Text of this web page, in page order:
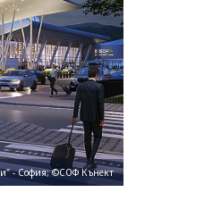
- София; ©СОФ Кънект